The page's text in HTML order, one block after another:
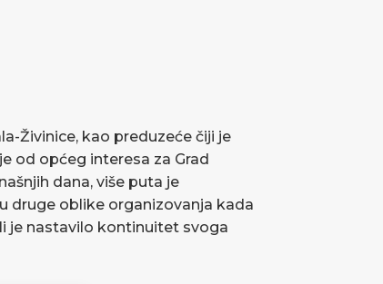
Živinice, kao preduzeće čiji je
od općeg interesa za Grad
dana, više puta je
druge oblike organizovanja kada
je nastavilo kontinuitet svoga